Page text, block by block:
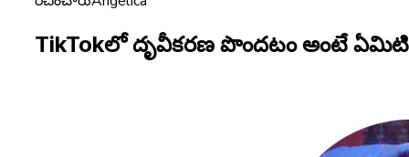
TikTokలో దృవీకరణ పొందటం అంటే